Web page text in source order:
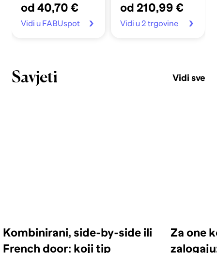
od 40,70 €
Vidi u FABUspot
plavi
od 210,99 €
Vidi u 2 trgovine
Savjeti Vidi sve
Kombinirani, side-by-side ili
French door: koji tip
Za one